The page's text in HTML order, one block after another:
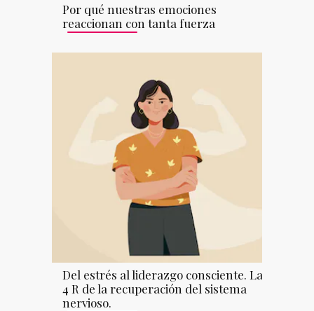
Por qué nuestras emociones
reaccionan con tanta fuerza
Del estrés al liderazgo consciente. Las
4 R de la recuperación del sistema
nervioso.